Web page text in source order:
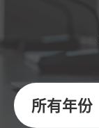
所有年份